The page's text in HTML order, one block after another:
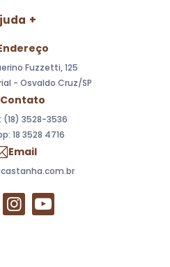
Fuzzetti, 125
- Osvaldo Cruz/SP
Contato
(18) 3528-3536
18 3528 4716
Email